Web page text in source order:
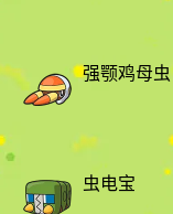
强颚鸡母虫
虫电宝